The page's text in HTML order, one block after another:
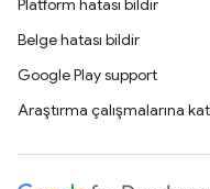
Platform hatası bildir
Belge hatası bildir
Google Play support
Araştırma çalışmalarına